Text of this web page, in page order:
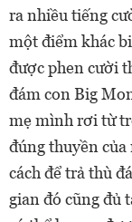
ra nhiều tiếng
một điểm khác
được phen cười
đám con Big
mẹ mình rơi từ
đúng thuyền
cách để trả thù
gian đó cũng đủ